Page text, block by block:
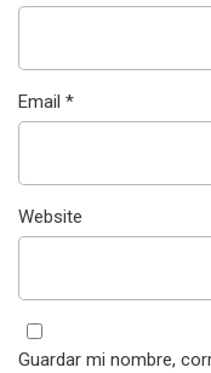
Email *
Website
Guardar mi nombre,